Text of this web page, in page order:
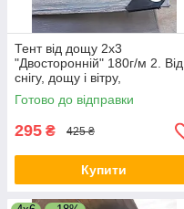
Тент від дощу 2x3
"Двосторонній" 180г/м 2. Від
снігу, дощу і вітру,
ламінована з кільцями.
Полог.
Готово до відправки
295 ₴ 425 ₴
Купити